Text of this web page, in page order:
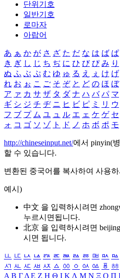
단위기호
일반기호
로마자
아랍어
あ ぁ か が さ ざ た だ な は ば ぱ
き ぎ し じ ち ぢ に ひ び ぴ み り
ぬ ふ ぶ ぷ む ゆ ゅ る え ぇ け げ
れ お ぉ こ ご そ ぞ と ど の ほ ぼ
ア ァ カ サ ザ タ ダ ナ ハ バ パ マ
ギ シ ジ チ ヂ ニ ヒ ビ ピ ミ リ ウ
フ ブ プ ム ユ ュ ル エ ェ ケ ゲ セ
ォ コ ゴ ソ ゾ ト ド ノ ホ ボ ポ モ
http://chineseinput.net/에서 pinyin(
할 수 있습니다.
변환된 중국어를 복사하여 사용
예시)
中文 을 입력하시려면
누르시면됩니다.
北京 을 입력하시려면 beijing
시면 됩니다.
ㅥ ㅦ ㅧ ㅨ ㅩ ㅪ ㅫ ㅬ ㅭ ㅮ ㅯ ㅰ
ㅺ ㅻ ㅼ ㅽ ㅾ ㅿ ㆀ ㆁ ㆂ ㆃ ㆄ ㆅ
Α Β ΓΔ Ε Ζ Η Θ Ι ΚΛ Μ Ν Ξ Ο Π